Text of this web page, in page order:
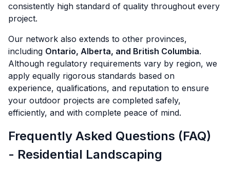
consistently high standard of quality throughout every
project.
Our network also extends to other provinces,
including Ontario, Alberta, and British Columbia.
Although regulatory requirements vary by region, we
apply equally rigorous standards based on
experience, qualifications, and reputation to ensure
your outdoor projects are completed safely,
efficiently, and with complete peace of mind.
Frequently Asked Questions (FAQ)
- Residential Landscaping